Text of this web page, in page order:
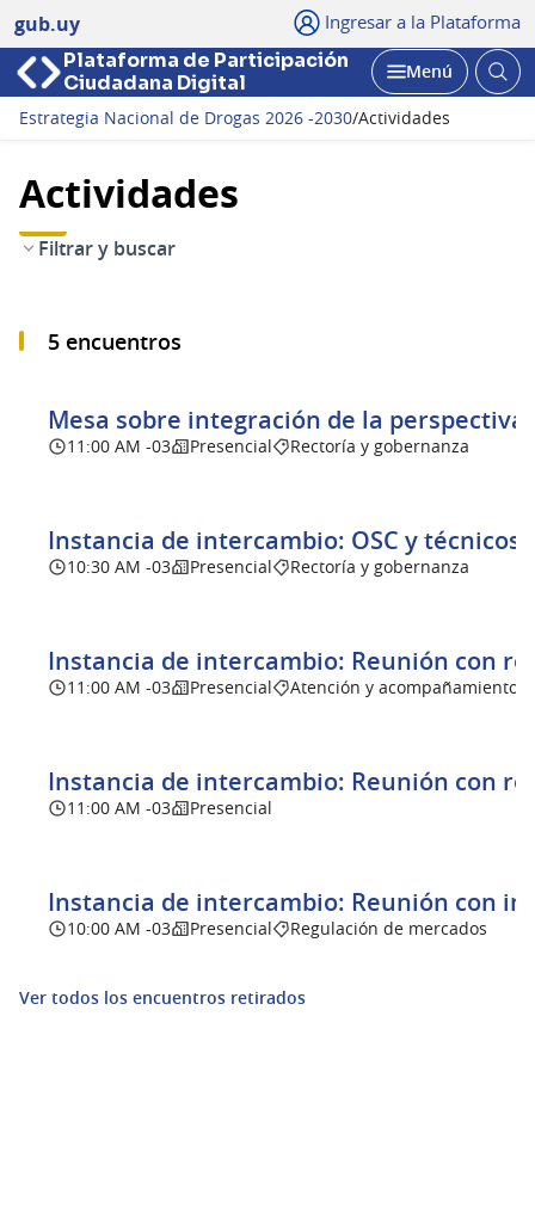
gub.uy Ingresar a la Plataforma
Plataforma de Participación
Ciudadana Digital
Abrir
Menú
Estrategia Nacional de Drogas 2026 -2030/Actividades
Actividades
Filtrar y buscar
5 encuentros
Mesa sobre integración de la perspectiva
11:00 AM -03 Presencial Rectoría y gobernanza
Instancia de intercambio: OSC y
10:30 AM -03 Presencial Rectoría y gobernanza
Instancia de intercambio: Reunión con
11:00 AM -03 Presencial Atención y acompañamiento
Instancia de intercambio: Reunión con
11:00 AM -03 Presencial
Instancia de intercambio: Reunión con
10:00 AM -03 Presencial Regulación de mercados
Ver todos los encuentros retirados